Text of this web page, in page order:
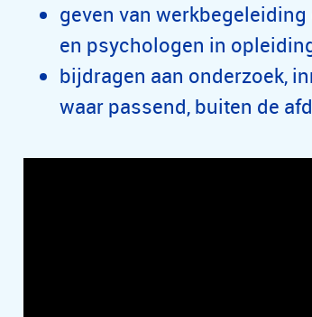
geven van
en psychologen in
bijdragen aan onderzoek,
waar passend, buiten de